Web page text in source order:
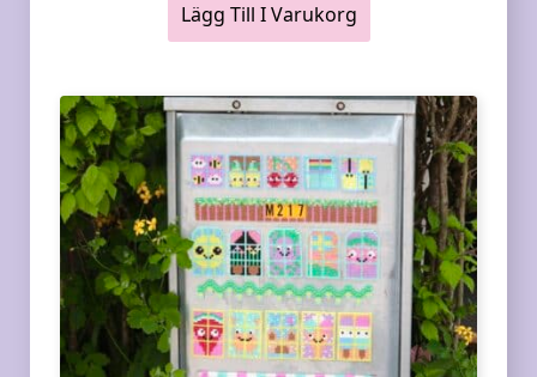
Lägg Till I Varukorg